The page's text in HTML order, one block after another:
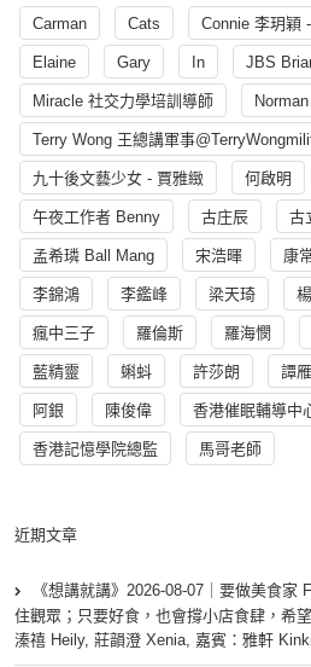
Carman Cats Connie 李玥穎
Elaine Gary In JBS
Miracle 社交力學培訓導師 Norman
Terry Wong 王總講軍事
九十後文藝少女 - 賈雅緻 何啟明
午夜工作者 Benny 古庄辰 古
孟希璘 Ball Mang 宋浩暉 康
李錦鴻 李鑑峰 梁天琦
瘋中三子 羅倫斯 羅海憫
藍精靈 蝌蚪 許莎朗 譚
阿銀 陳俊偉 香港催眠輔導中
香港記憶學院總監 馬哥老師
近期文章
《想講就講》2026-08-07｜要做美食家
住觀眾；只要好食，也會撐小店食肆，希
溱禧 Heily, 莊韻澄 Xenia, 嘉賓：雅軒 Kinki